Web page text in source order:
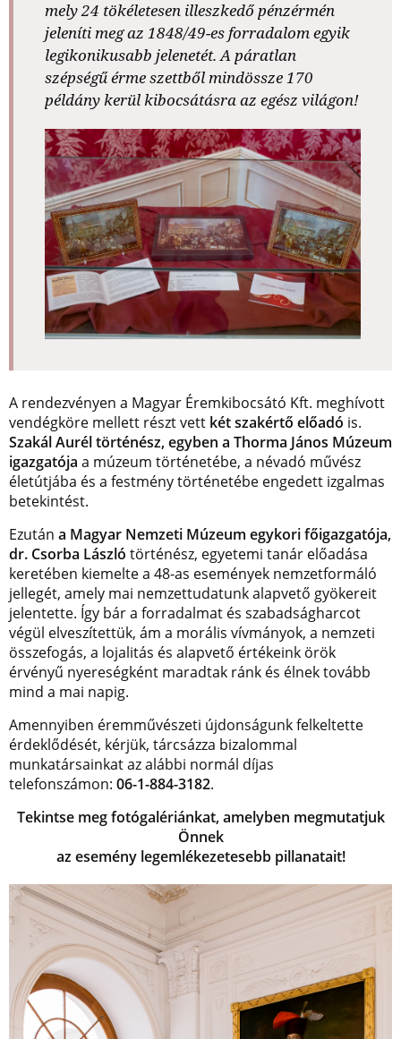
mely 24 tökéletesen illeszkedő pénzérmén
jeleníti meg az 1848/49-es forradalom egyik
legikonikusabb jelenetét. A páratlan
szépségű érme szettből mindössze 170
példány kerül kibocsátásra az egész világon!
A rendezvényen a Magyar Éremkibocsátó Kft. meghívott
vendégköre mellett részt vett két szakértő előadó is.
Szakál Auréltörténész, egyben a Thorma János Múzeum
igazgatója a múzeum történetébe, a névadó művész
életútjába és a festmény történetébe engedett izgalmas
betekintést.
Ezután a Magyar Nemzeti Múzeum egykori főigazgatója,
dr. Csorba László történész, egyetemi tanár előadása
keretében kiemelte a 48-as események nemzetformáló
jellegét, amely mai nemzettudatunk alapvető gyökereit
jelentette. Így bár a forradalmat és szabadságharcot
végül elveszítettük, ám a morális vívmányok, a nemzeti
összefogás, a lojalitás és alapvető értékeink örök
érvényű nyereségként maradtak ránk és élnek tovább
mind a mai napig.
Amennyiben éremművészeti újdonságunk felkeltette
érdeklődését, kérjük, tárcsázza bizalommal
munkatársainkat az alábbi normál díjas
telefonszámon: 06-1-884-3182.
Tekintse meg fotógalériánkat, amelyben megmutatjuk
Önnek
az esemény legemlékezetesebb pillanatait!